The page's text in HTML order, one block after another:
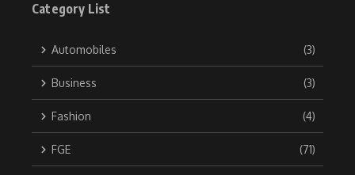
Category List
Automobiles (3)
Business (3)
Fashion (4)
FGE (71)